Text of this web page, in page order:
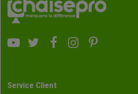
Service Client